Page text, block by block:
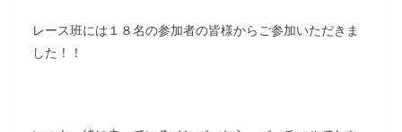
レース班には１８名の参加者の皆様からご参加いただきま
した！！